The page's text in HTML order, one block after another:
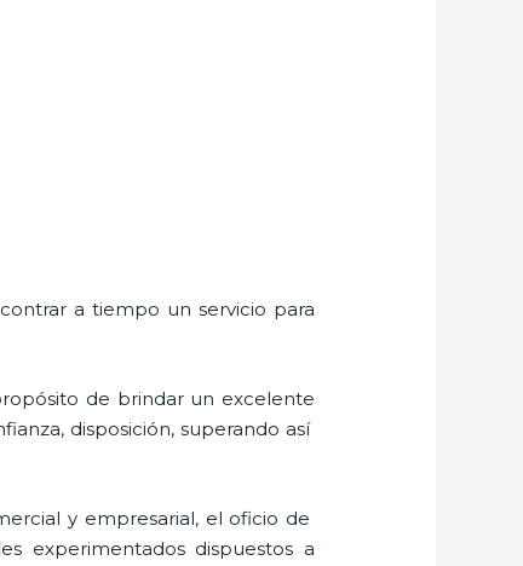
a tiempo un servicio para
de brindar un excelente
disposición, superando así
y empresarial, el oficio de
experimentados dispuestos a